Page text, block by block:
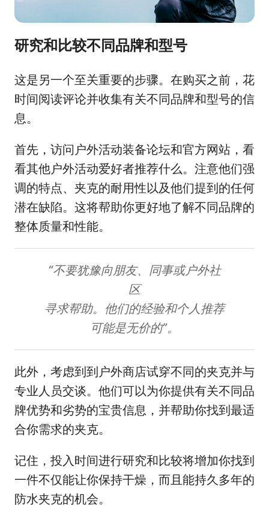
研究和比较不同品牌和型号
这是另一个至关重要的步骤。在购买之前，花
时间阅读评论并收集有关不同品牌和型号的信
息。
首先，访问户外活动装备论坛和官方网站，看
看其他户外活动爱好者推荐什么。注意他们强
调的特点、夹克的耐用性以及他们提到的任何
潜在缺陷。这将帮助你更好地了解不同品牌的
整体质量和性能。
“不要犹豫向朋友、同事或户外社
区
寻求帮助。他们的经验和个人推荐
可能是无价的”。
此外，考虑到到户外商店试穿不同的夹克并与
专业人员交谈。他们可以为你提供有关不同品
牌优势和劣势的宝贵信息，并帮助你找到最适
合你需求的夹克。
记住，投入时间进行研究和比较将增加你找到
一件不仅能让你保持干燥，而且能持久多年的
防水夹克的机会。